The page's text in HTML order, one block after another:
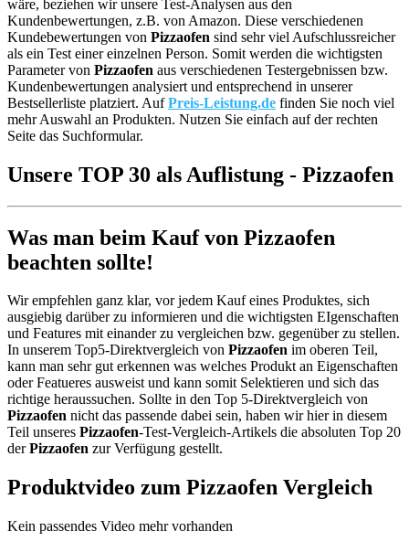
wäre, beziehen wir unsere Test-Analysen aus den
Kundenbewertungen, z.B. von Amazon. Diese verschiedenen
Kundebewertungen von Pizzaofen sind sehr viel Aufschlussreicher
als ein Test einer einzelnen Person. Somit werden die wichtigsten
Parameter von Pizzaofen aus verschiedenen Testergebnissen bzw.
Kundenbewertungen analysiert und entsprechend in unserer
Bestsellerliste platziert. AufPreis-Leistung.de finden Sie noch viel
mehr Auswahl an Produkten. Nutzen Sie einfach auf der rechten
Seite das Suchformular.
Unsere TOP 30 als Auflistung - Pizzaofen
Was man beim Kauf von Pizzaofen
beachten sollte!
Wir empfehlen ganz klar, vor jedem Kauf eines Produktes, sich
ausgiebig darüber zu informieren und die wichtigsten EIgenschaften
und Features mit einander zu vergleichen bzw. gegenüber zu stellen.
In unserem Top5-Direktvergleich von Pizzaofen im oberen Teil,
kann man sehr gut erkennen was welches Produkt an Eigenschaften
oder Featueres ausweist und kann somit Selektieren und sich das
richtige heraussuchen. Sollte in den Top 5-Direktvergleich von
Pizzaofen nicht das passende dabei sein, haben wir hier in diesem
Teil unseres Pizzaofen-Test-Vergleich-Artikels die absoluten Top 20
derPizzaofen zur Verfügung gestellt.
Produktvideo zum Pizzaofen Vergleich
Kein passendes Video mehr vorhanden